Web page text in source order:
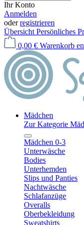
Ihr Konto
Anmelden
oderregistrieren
Übersicht Persönliches
0,00 € Warenkorb
Mädchen
Zur Kategorie
Mädchen 0-3
Unterwäsche
Bodies
Unterhemden
Slips und Panties
Nachtwäsche
Schlafanzüge
Overalls
Oberbekleidung
Sweatshirts